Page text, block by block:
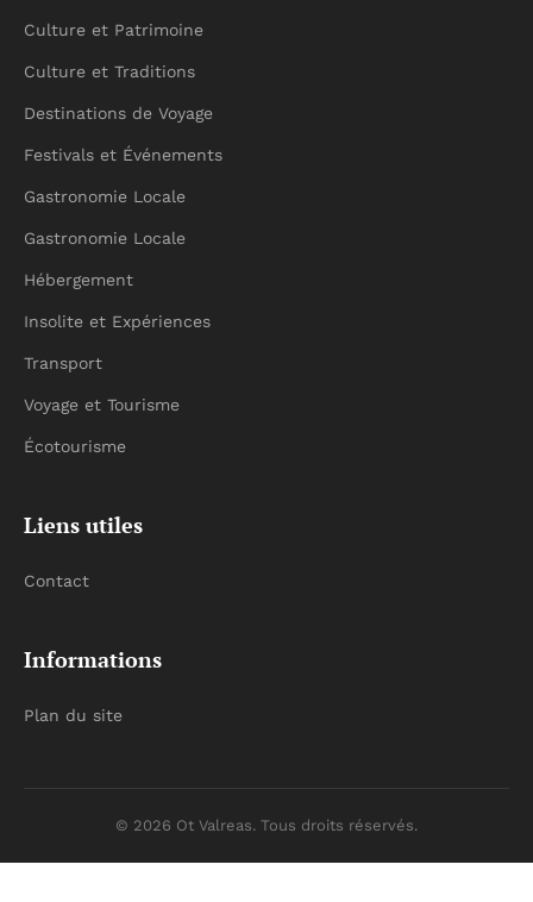
Culture et Patrimoine
Culture et Traditions
Destinations de Voyage
Festivals et Événements
Gastronomie Locale
Gastronomie Locale
Hébergement
Insolite et Expériences
Transport
Voyage et Tourisme
Écotourisme
Liens utiles
Contact
Informations
Plan du site
© 2026 Ot Valreas. Tous droits réservés.